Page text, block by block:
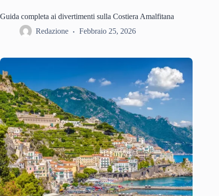
Guida completa ai divertimenti sulla Costiera Amalfitana
Redazione
Febbraio 25, 2026